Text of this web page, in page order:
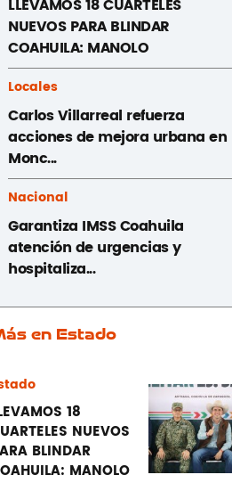
LLEVAMOS 18 CUARTELES
NUEVOS PARA BLINDAR
COAHUILA: MANOLO
Locales
Carlos Villarreal refuerza
acciones de mejora urbana en
Monc...
Nacional
Garantiza IMSS Coahuila
atención de urgencias y
hospitaliza...
en Estado
18
NUEVOS
BLINDAR
MANOLO